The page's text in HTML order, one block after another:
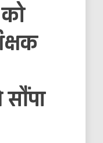
को
सौंपा